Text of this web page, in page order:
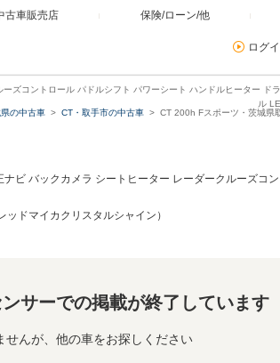
古車販売店 保険/ローン/他
ログ
ズコントロール パドルシフト パワーシート ハンドルヒーター ド
ル
の中古車 CT・取手市の中古車 CT 200h Fスポーツ・茨城県
ビ バックカメラ シートヒーター レーダークルーズコ
ドマイカクリスタルシャイン）
サーでの掲載が終了しています
せんが、他の車をお探しください